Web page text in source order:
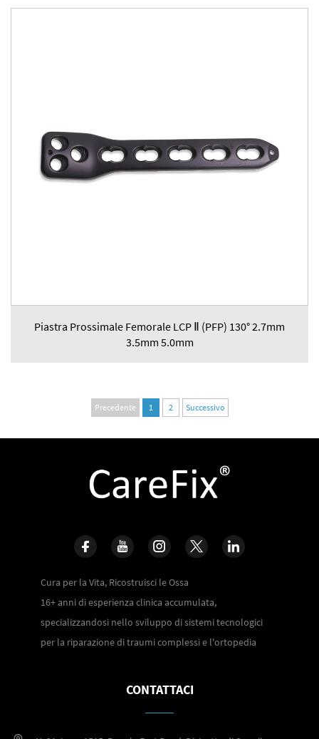
Piastra Prossimale Femorale LCP Ⅱ (PFP) 130° 2.7mm
3.5mm 5.0mm
Precedente 1 2 Successivo
Cura per la Vita, Ricostruisci le Ossa
16+ anni di esperienza clinica accumulata,
specializzandosi nello sviluppo di sistemi tecnologici
per la riparazione di traumi complessi e l'ortopedia
CONTATTACI